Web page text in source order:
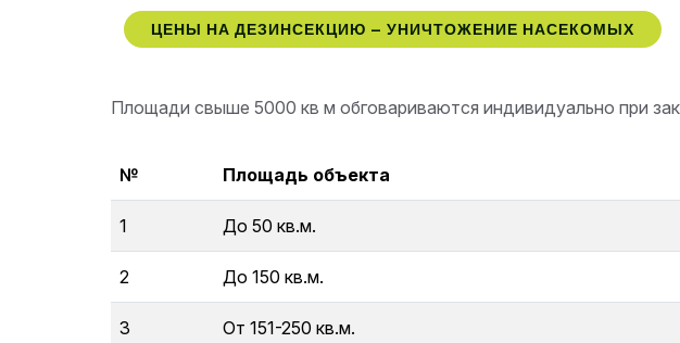
ЦЕНЫ НА ДЕЗИНСЕКЦИЮ – УНИЧТОЖЕНИЕ НАСЕКОМЫХ
Площади свыше 5000 кв м обговариваются индивидуально при
№ Площадь объекта
1 До 50 кв.м.
2 До 150 кв.м.
3 От 151-250 кв.м.